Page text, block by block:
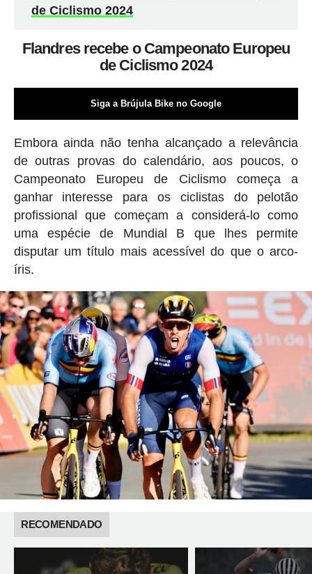
de Ciclismo 2024
Flandres recebe o Campeonato Europeu
de Ciclismo 2024
Siga a Brújula Bike no Google
Embora ainda não tenha alcançado a relevância
de outras provas do calendário, aos poucos, o
Campeonato Europeu de Ciclismo começa a
ganhar interesse para os ciclistas do pelotão
profissional que começam a considerá-lo como
uma espécie de Mundial B que lhes permite
disputar um título mais acessível do que o arco-
íris.
RECOMENDADO